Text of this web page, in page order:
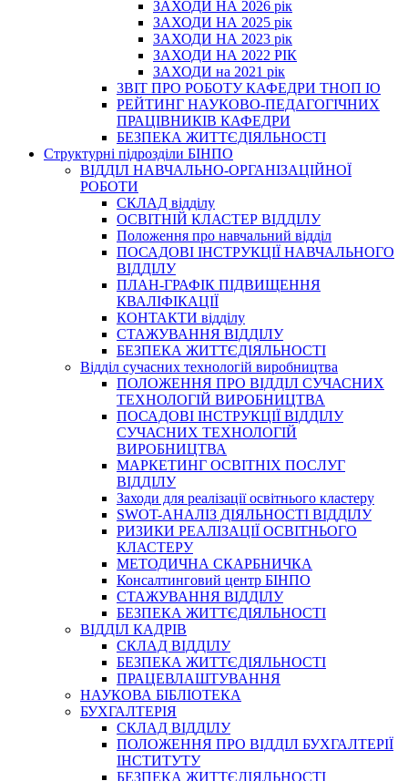
ЗАХОДИ НА 2026 рік
ЗАХОДИ НА 2025 рік
ЗАХОДИ НА 2023 рік
ЗАХОДИ НА 2022 РІК
ЗАХОДИ на 2021 рік
3BIT ПРО РОБОТУ КАФЕДРИ ТНОП ІО
РЕЙТИНГ НАУКОВО-ПЕДАГОГІЧНИХ
ПРАЦІВНИКІВ КАФЕДРИ
БЕЗПЕКА ЖИТТЄДІЯЛЬНОСТІ
Структурні підрозділи БІНПО
ВІДДІЛ НАВЧАЛЬНО-ОРГАНІЗАЦІЙНОЇ
РОБОТИ
СКЛАД відділу
ОСВІТНІЙ КЛАСТЕР ВІДДІЛУ
Положення про навчальний вiддiл
ПОСАДОВІ ІНСТРУКЦІЇ НАВЧАЛЬНОГО
ВІДДІЛУ
ПЛАН-ГРАФІК ПІДВИЩЕННЯ
КВАЛІФІКАЦІЇ
КОНТАКТИ відділу
СТАЖУВАННЯ ВІДДІЛУ
БЕЗПЕКА ЖИТТЄДІЯЛЬНОСТІ
Відділ сучасних технологій виробництва
ПОЛОЖЕННЯ ПРО ВІДДІЛ СУЧАСНИХ
ТЕХНОЛОГІЙ ВИРОБНИЦТВА
ПОСАДОВІ ІНСТРУКЦІЇ ВІДДІЛУ
СУЧАСНИХ ТЕХНОЛОГІЙ
ВИРОБНИЦТВА
МАРКЕТИНГ ОСВІТНІХ ПОСЛУГ
ВІДДІЛУ
Заходи для реалізації освітнього кластеру
SWOT-АНАЛІЗ ДІЯЛЬНОСТІ ВІДДІЛУ
РИЗИКИ РЕАЛІЗАЦІЇ ОСВІТНЬОГО
КЛАСТЕРУ
МЕТОДИЧНА СКАРБНИЧКА
Консалтинговий центр БІНПО
СТАЖУВАННЯ ВІДДІЛУ
БЕЗПЕКА ЖИТТЄДІЯЛЬНОСТІ
ВІДДІЛ КАДРІВ
СКЛАД ВІДДІЛУ
БЕЗПЕКА ЖИТТЄДІЯЛЬНОСТІ
ПРАЦЕВЛАШТУВАННЯ
НАУКОВА БІБЛІОТЕКА
БУХГАЛТЕРІЯ
СКЛАД ВІДДІЛУ
ПОЛОЖЕННЯ ПРО ВІДДІЛ БУХГАЛТЕРІЇ
ІНСТИТУТУ
БЕЗПЕКА ЖИТТЄДІЯЛЬНОСТІ